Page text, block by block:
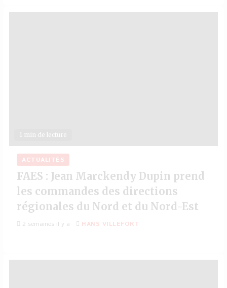
1 min de lecture
ACTUALITÉS
FAES : Jean Marckendy Dupin prend
les commandes des directions
régionales du Nord et du Nord-Est
2 semaines il y a HANS VILLEFORT